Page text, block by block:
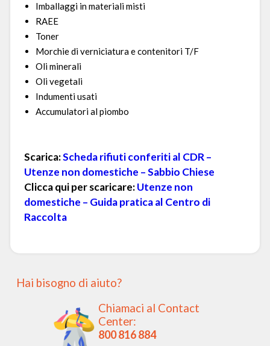
Imballaggi in materiali misti
RAEE
Toner
Morchie di verniciatura e contenitori T/F
Oli minerali
Oli vegetali
Indumenti usati
Accumulatori al piombo
Scarica:Scheda rifiuti conferiti al CDR –
Utenze non domestiche – Sabbio Chiese
Clicca qui per scaricare:Utenze non
domestiche – Guida pratica al Centro di
Raccolta
Hai bisogno di aiuto?
Chiamaci al Contact
Center:
800 816 884